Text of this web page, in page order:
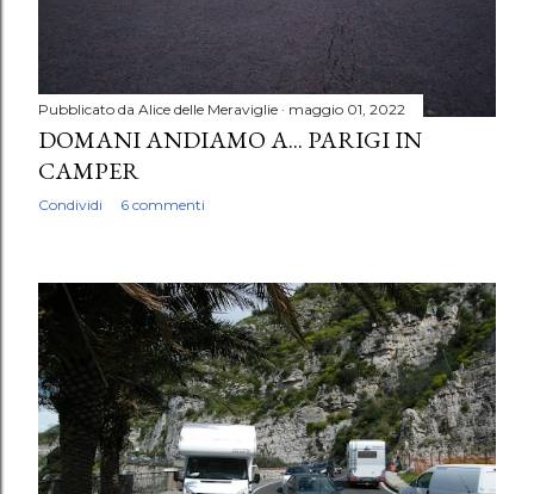
Pubblicato da Alice delle Meraviglie maggio 01, 2022
DOMANI ANDIAMO A... PARIGI IN
CAMPER
Condividi 6 commenti